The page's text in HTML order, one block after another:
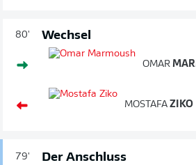
80' Wechsel
OMAR
MOSTAFA ZIKO
79' Der Anschluss